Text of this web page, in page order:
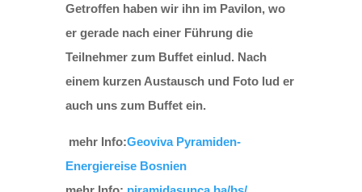
Getroffen haben wir ihn im Pavilon, wo
er gerade nach einer Führung die
Teilnehmer zum Buffet einlud. Nach
einem kurzen Austausch und Foto lud er
auch uns zum Buffet ein.
mehr Info:Geoviva Pyramiden-
Energiereise Bosnien